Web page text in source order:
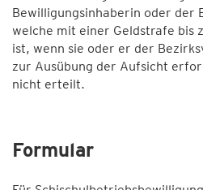
Bewilligungsinhaberin oder der
welche mit einer Geldstrafe bis
ist, wenn sie oder er der
zur Ausübung der Aufsicht
nicht erteilt.
Formular